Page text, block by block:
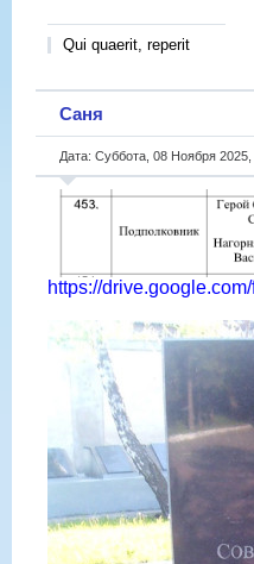
Qui quaerit, reperit
Саня
Дата: Суббота, 08 Ноября
https://